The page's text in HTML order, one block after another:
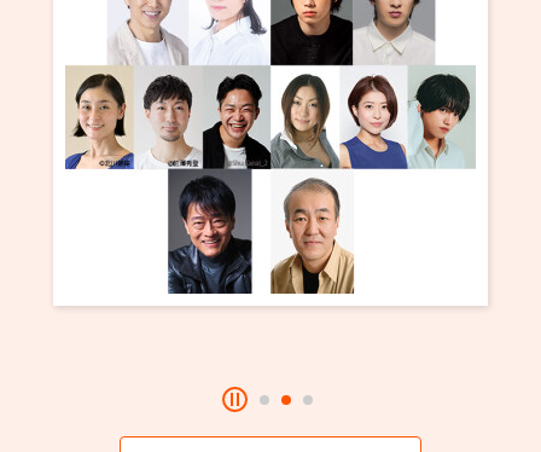
・ イベントカレンダー
・ 館内サービス・アクセシビリティ
・ フロアマップ
・ レストラン/カフェ
・ よくある質問
施設を借りる
・ フロアマップ
KAAT 神奈川芸術劇場